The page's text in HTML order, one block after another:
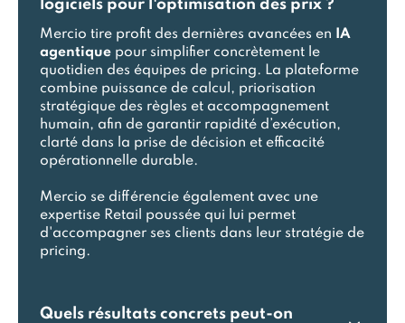
logiciels pour l'optimisation des prix ?
Mercio tire profit des dernières avancées en
IA
agentique pour simplifier concrètement le
quotidien des équipes de pricing. La plateforme
combine puissance de calcul, priorisation
stratégique des règles et accompagnement
humain, afin de garantir rapidité d’exécution,
clarté dans la prise de décision et efficacité
opérationnelle durable.
Mercio se différencie également avec une
expertise Retail poussée qui lui permet
d'accompagner ses clients dans leur stratégie de
pricing.
Quels résultats concrets peut-on